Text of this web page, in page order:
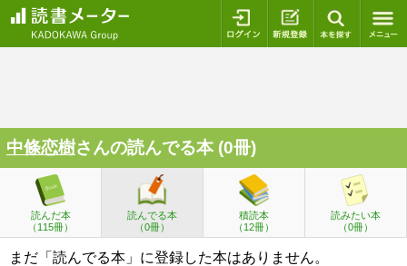
ログイン 新規登録
中條恋樹さんの読んでる本 (0冊)
読んだ本
（115冊）
読んでる本
（0冊）
積読本
（12冊）
読みたい本
（0冊）
まだ「読んでる本」に登録した本はありません。